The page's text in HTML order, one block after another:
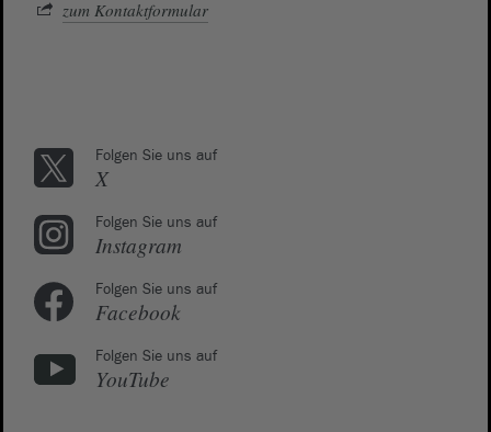
zum Kontaktformular
Folgen Sie uns auf
X
Folgen Sie uns auf
Instagram
Folgen Sie uns auf
Facebook
Folgen Sie uns auf
YouTube